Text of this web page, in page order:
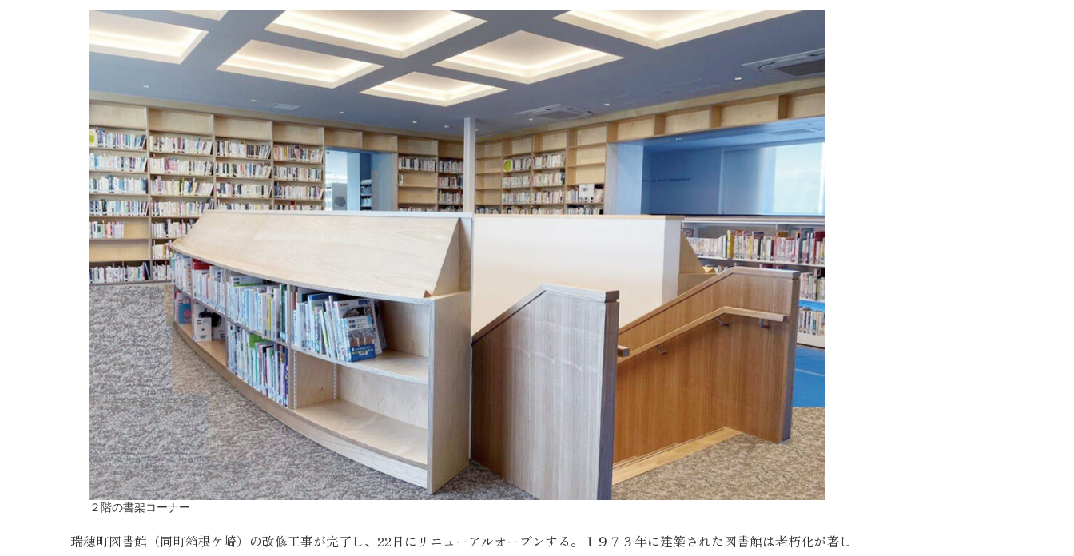
２階の書架コーナー
瑞穂町図書館（同町箱根ケ崎）の改修工事が完了し、22日にリニューアルオープンする。１９７３年に建築された図書館は老朽化が著し